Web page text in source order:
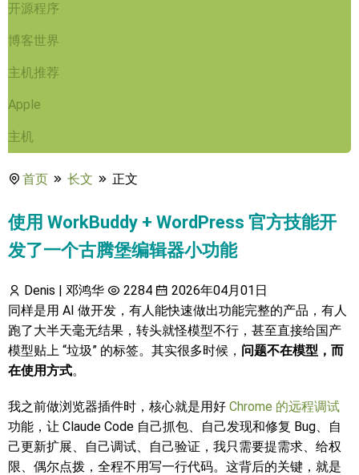
开源程序
博客世界
主机推荐
Apple
主机
首页 长文 正文
使用 WorkBuddy + WordPress 官方技能开
发了一个古腾堡编辑器小功能
Denis | 邓鸿华 2284
2026年04月01日
同样是用 AI 做开发，有人能快速做出功能完整的产品，有人
跑了大半天毫无结果，转头就怪模型不行，甚至直接给国产
模型贴上 “垃圾” 的标签。其实很多时候， 问题不在模型，而
在使用方式。
我之前做浏览器插件时，核心就是用好 Chrome 的远程调试
功能，让 Claude Code 自己抓包、自己发现和修复 Bug、自
己更新扩展、自己调试、自己验证，我只需要提需求、给权
限、偶尔点拨，全程不用写一行代码。这背后的关键，就是